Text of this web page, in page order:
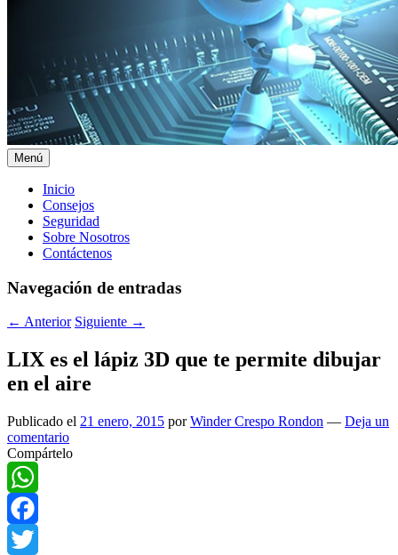
Menú
Menú
principal
Inicio
Consejos
Seguridad
Sobre Nosotros
Contáctenos
Navegación de entradas
← Anterior Siguiente →
LIX es el lápiz 3D que te permite dibujar
en el aire
Publicado el 21 enero, 2015 porWinder Crespo Rondon — Deja un
comentario
Compártelo
WhatsApp
Facebook